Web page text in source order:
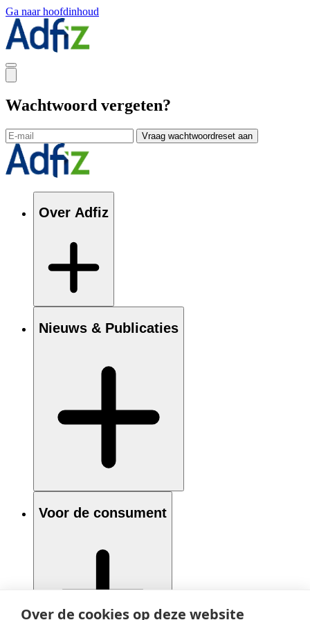
Over de cookies op deze website
Ga naar hoofdinhoud
Wachtwoord vergeten?
Vraag wachtwoordreset aan
Over Adfiz
Nieuws & Publicaties
Voor de consument